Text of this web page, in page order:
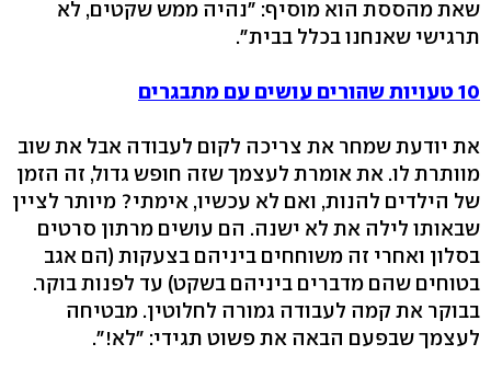
שאת מהססת הוא מוסיף: "נהיה ממש שקטים, לא
תרגישי שאנחנו בכלל בבית".
10 טעויות שהורים עושים עם מתבגרים
את יודעת שמחר את צריכה לקום לעבודה אבל את שוב
מוותרת לו. את אומרת לעצמך שזה חופש גדול, זה הזמן
של הילדים להנות, ואם לא עכשיו, אימתי? מיותר לציין
שבאותו לילה את לא ישנה. הם עושים מרתון סרטים
בסלון ואחרי זה משוחחים ביניהם בצעקות (הם אגב
בטוחים שהם מדברים ביניהם בשקט) עד לפנות בוקר.
בבוקר את קמה לעבודה גמורה לחלוטין. מבטיחה
לעצמך שבפעם הבאה את פשוט תגידי: "לא!".